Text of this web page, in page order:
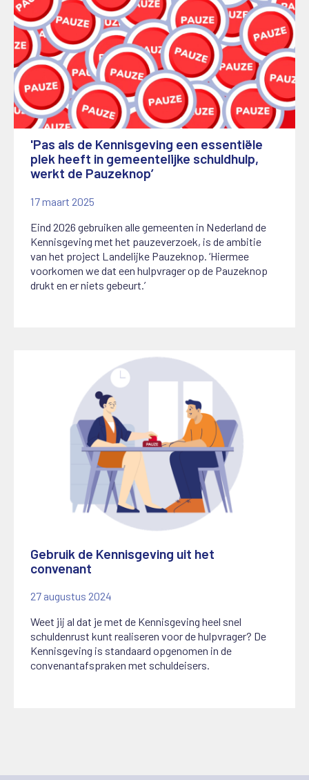
'Pas als de Kennisgeving een essentiële
plek heeft in gemeentelijke schuldhulp,
werkt de Pauzeknop’
17 maart 2025
Eind 2026 gebruiken alle gemeenten in Nederland de
Kennisgeving met het pauzeverzoek, is de ambitie
van het project Landelijke Pauzeknop. ‘Hiermee
voorkomen we dat een hulpvrager op de Pauzeknop
drukt en er niets gebeurt.’
Gebruik de Kennisgeving uit het
convenant
27 augustus 2024
Weet jij al dat je met de Kennisgeving heel snel
schuldenrust kunt realiseren voor de hulpvrager? De
Kennisgeving is standaard opgenomen in de
convenantafspraken met schuldeisers.